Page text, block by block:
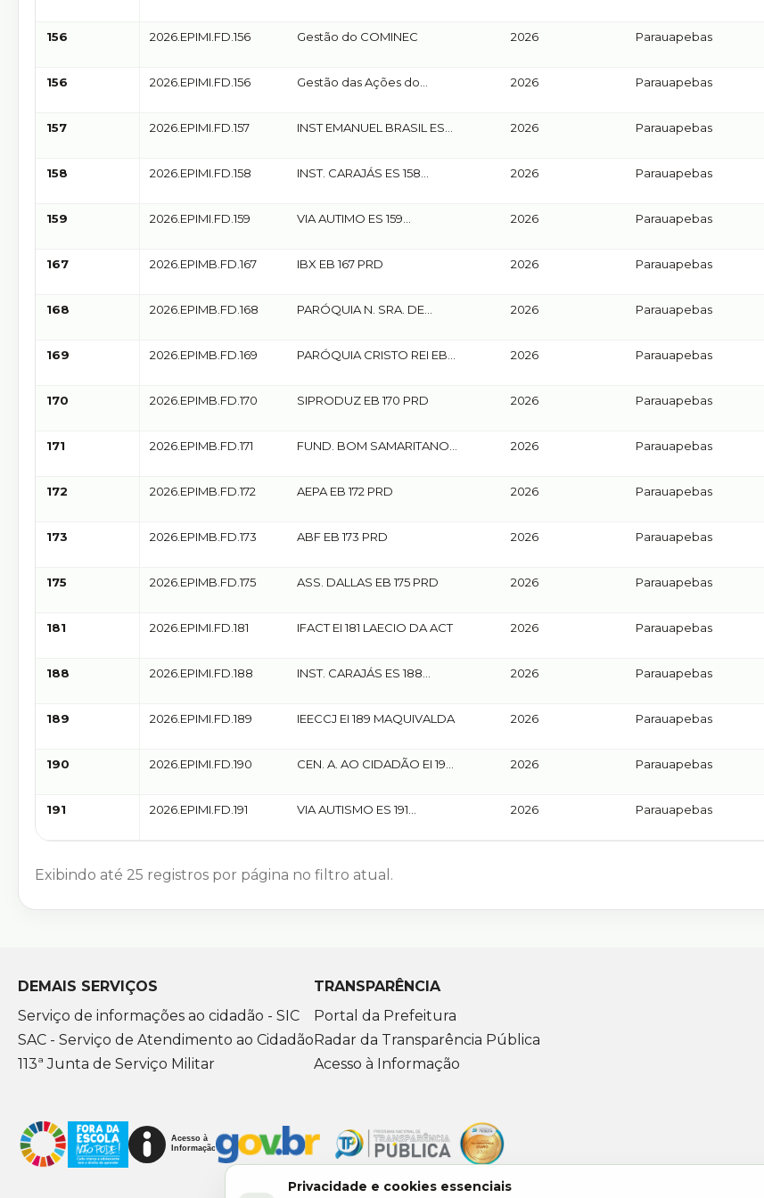
156
2026.EPIMI.FD.156 Gestão do COMINEC 2026 Parauapebas
156 2026.EPIMI.FD.156
Gestão das Ações do
2026 Parauapebas
157 2026.EPIMI.FD.157
INST EMANUEL BRASIL ES
2026 Parauapebas
158 2026.EPIMI.FD.158
INST. CARAJÁS ES 158
2026 Parauapebas
159 2026.EPIMI.FD.159
VIA AUTIMO ES 159
2026 Parauapebas
167 2026.EPIMB.FD.167 IBX EB 167 PRD 2026 Parauapebas
168 2026.EPIMB.FD.168
PARÓQUIA N. SRA. DE
2026 Parauapebas
169 2026.EPIMB.FD.169
PARÓQUIA CRISTO REI EB
2026 Parauapebas
170 2026.EPIMB.FD.170 SIPRODUZ EB 170 PRD 2026 Parauapebas
171 2026.EPIMB.FD.171
FUND. BOM SAMARITANO
2026 Parauapebas
172 2026.EPIMB.FD.172 AEPA EB 172 PRD 2026 Parauapebas
173 2026.EPIMB.FD.173 ABF EB 173 PRD 2026 Parauapebas
175 2026.EPIMB.FD.175 ASS. DALLAS EB 175 PRD 2026 Parauapebas
181 2026.EPIMI.FD.181 IFACT EI 181 LAECIO DA ACT 2026 Parauapebas
188 2026.EPIMI.FD.188
INST. CARAJÁS ES 188
2026 Parauapebas
189 2026.EPIMI.FD.189 IEECCJ EI 189 MAQUIVALDA 2026 Parauapebas
190 2026.EPIMI.FD.190
CEN. A. AO CIDADÃO EI 190
2026 Parauapebas
191 2026.EPIMI.FD.191
VIA AUTISMO ES 191
2026 Parauapebas
Exibindo até 25 registros por página no filtro atual.
DEMAIS SERVIÇOS
Serviço de informações ao cidadão - SIC
SAC - Serviço de Atendimento ao Cidadão
113ª Junta de Serviço Militar
TRANSPARÊNCIA
Portal da Prefeitura
Radar da Transparência Pública
Acesso à Informação
Privacidade e cookies essenciais